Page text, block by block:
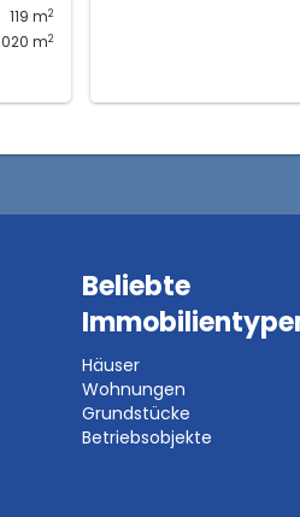
119 m2
m2
Beliebte
Häuser
Wohnungen
Grundstücke
Betriebsobjekte